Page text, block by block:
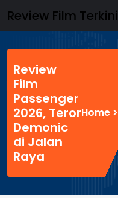
to
content
Review Film Terkini
Review
Film
Passenger
2026, Teror
Demonic
di Jalan
Raya
Home >